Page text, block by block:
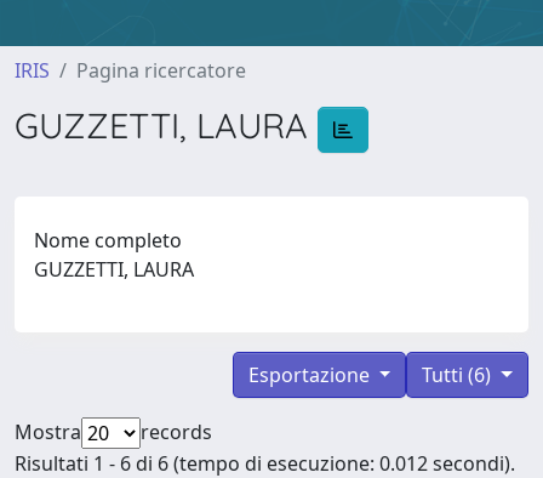
IRIS Pagina ricercatore
GUZZETTI, LAURA
Nome completo
GUZZETTI, LAURA
Tutti (6)
Esportazione
Mostra
records
Risultati 1 - 6 di 6 (tempo di esecuzione: 0.012 secondi).